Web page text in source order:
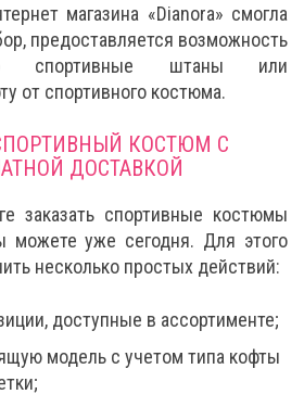
магазина «Dianora» смогла
предоставляется возможность
спортивные штаны или
от спортивного костюма.
КОСТЮМ С
ДОСТАВКОЙ
заказать спортивные костюмы
можете уже сегодня. Для этого
несколько простых действий:
доступные в ассортименте;
модель с учетом типа кофты